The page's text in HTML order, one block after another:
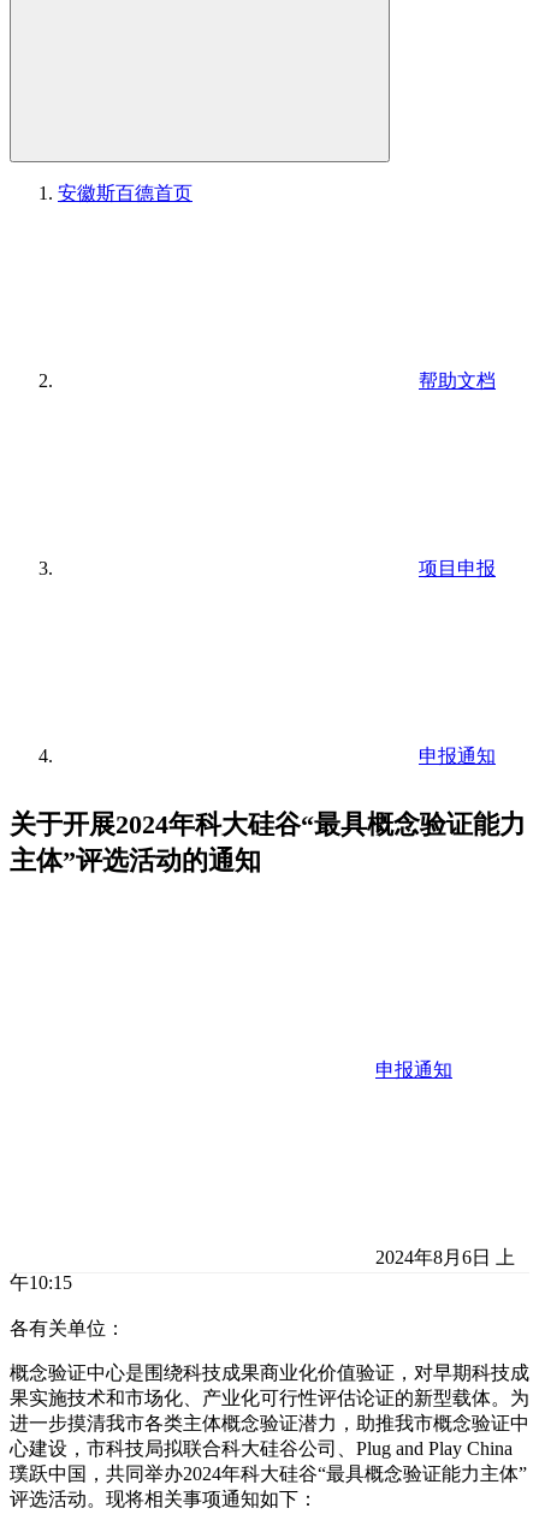
安徽斯百德首页
帮助文档
项目申报
申报通知
关于开展2024年科大硅谷“最具概念验证能力
主体”评选活动的通知
申报通知
2024年8月6日 上
午10:15
各有关单位：
概念验证中心是围绕科技成果商业化价值验证，对早期科技成
果实施技术和市场化、产业化可行性评估论证的新型载体。为
进一步摸清我市各类主体概念验证潜力，助推我市概念验证中
心建设，市科技局拟联合科大硅谷公司、Plug and Play China
璞跃中国，共同举办2024年科大硅谷“最具概念验证能力主体”
评选活动。现将相关事项通知如下：